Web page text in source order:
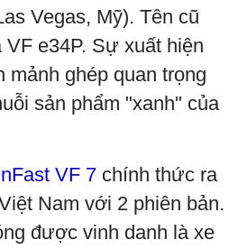
Vegas, Mỹ). Tên cũ
VF e34P. Sự xuất hiện
mảnh ghép quan trọng
sản phẩm "xanh" của
VF 7 chính thức ra
Nam với 2 phiên bản.
được vinh danh là xe